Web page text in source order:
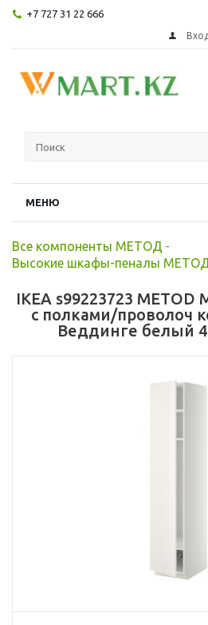
+7 727 31 22 666
МЕНЮ
Все компоненты МЕТОД -
Высокие шкафы-пеналы
IKEA s99223723
с полками/проволоч
Веддинге белый